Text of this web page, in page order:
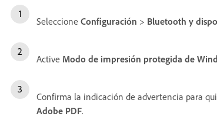
Seleccione Configuración > Bluetooth y
Active Modo de impresión protegida de
Confirma la indicación de advertencia para
Adobe PDF.